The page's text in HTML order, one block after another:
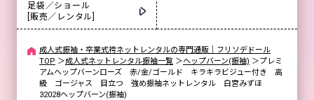
足袋／ショール
[販売／レンタル]
成人式振袖・卒業式袴ネットレンタルの専門通販｜フリソデドール
TOP ＞成人式ネットレンタル振袖一覧 ＞ヘップバーン(振袖) ＞プレミ
アムヘップバーンローズ 赤/金/ゴールド キラキラビジュー付き 高
級 ゴージャス 目立つ 強め振袖ネットレンタル 白宮みずほ
32028ヘップバーン(振袖)